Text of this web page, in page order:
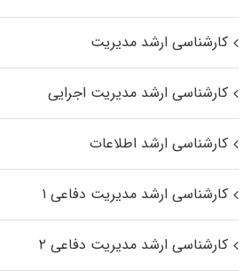
کارشناسی ارشد مدیریت
کارشناسی ارشد مدیریت اجرایی
کارشناسی ارشد اطلاعات
کارشناسی ارشد مدیریت دفاعی ۱
کارشناسی ارشد مدیریت دفاعی ۲